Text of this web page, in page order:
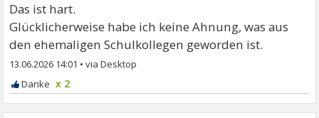
Das ist hart.
Glücklicherweise habe ich keine Ahnung, was aus
den ehemaligen Schulkollegen geworden ist.
13.06.2026 14:01 •
x 2